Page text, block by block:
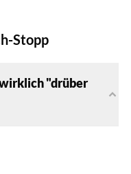
Stopp
"drüber